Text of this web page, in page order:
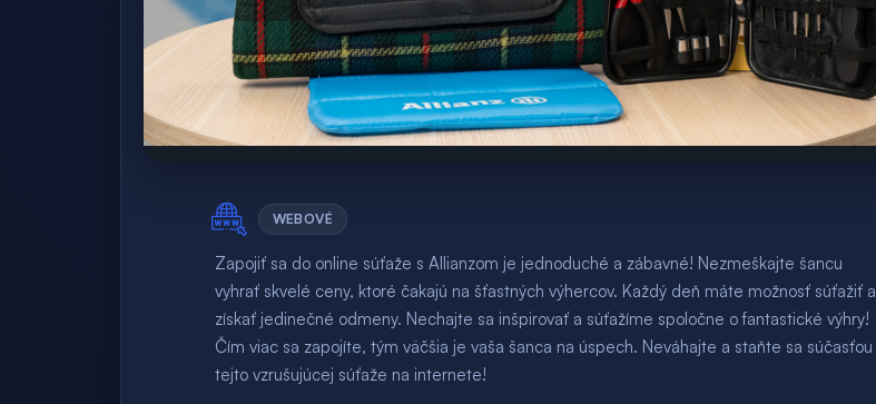
WEBOVÉ
Zapojiť sa do online súťaže s Allianzom je jednoduché a zábavné! Nezmeškajte šancu
vyhrať skvelé ceny, ktoré čakajú na šťastných výhercov. Každý deň máte možnosť súťažiť a
získať jedinečné odmeny. Nechajte sa inšpirovať a súťažíme spoločne o fantastické výhry!
Čím viac sa zapojíte, tým väčšia je vaša šanca na úspech. Neváhajte a staňte sa súčasťou
tejto vzrušujúcej súťaže na internete!